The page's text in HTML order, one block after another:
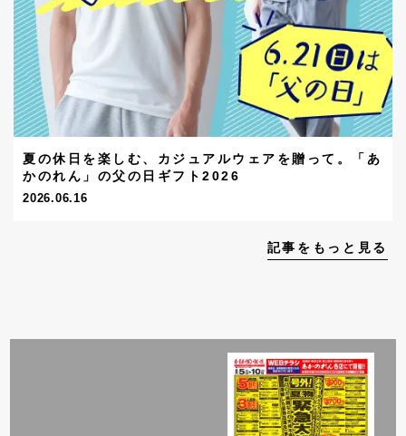
夏の休日を楽しむ、カジュアルウェアを贈って。「あ
かのれん」の父の日ギフト2026
2026.06.16
記事をもっと見る